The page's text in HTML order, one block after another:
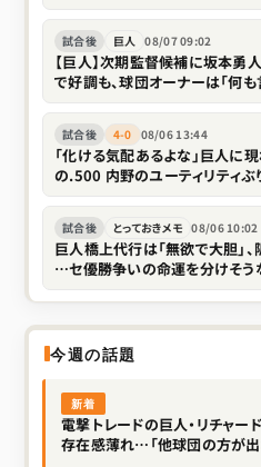
試合後 巨人 08/07 09:02
【巨人】次期監督候補に坂本勇
で好調も、球団オーナーは「何
試合後 4-0 08/06 13:44
「化ける気配あるよな」巨人
の.500 内野のユーティリティぶ
試合後 とっておきメモ 08/06 10:02
巨人橋上代行は「無欲で大胆」
…セ優勝争いの命運を分けそ
今週の話題
新着
電撃トレードの巨人・リチャー
存在感薄れ…「他球団の方が